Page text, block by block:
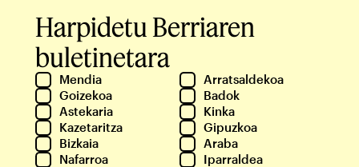
Harpidetu Berriaren
buletinetara
Mendia
Arratsaldekoa
Goizekoa
Badok
Astekaria
Kinka
Kazetaritza
Gipuzkoa
Bizkaia
Araba
Nafarroa
Iparraldea